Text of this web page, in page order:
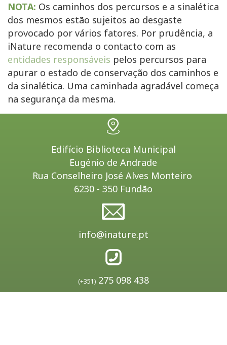
NOTA: Os caminhos dos percursos e a sinalética
dos mesmos estão sujeitos ao desgaste
provocado por vários fatores. Por prudência, a
iNature recomenda o contacto com as
entidades responsáveis pelos percursos para
apurar o estado de conservação dos caminhos e
da sinalética. Uma caminhada agradável começa
na segurança da mesma.
Edifício Biblioteca Municipal
Eugénio de Andrade
Rua Conselheiro José Alves Monteiro
6230 - 350 Fundão
info@inature.pt
(+351) 275 098 438